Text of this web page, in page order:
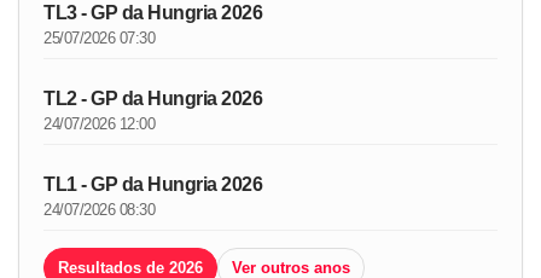
TL3 - GP da Hungria 2026
25/07/2026 07:30
TL2 - GP da Hungria 2026
24/07/2026 12:00
TL1 - GP da Hungria 2026
24/07/2026 08:30
Resultados de 2026 Ver outros anos